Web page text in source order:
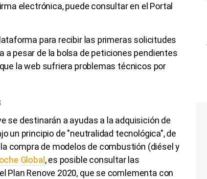
electrónica, puede consultar en el Portal
para recibir las primeras solicitudes
a pesar de la bolsa de peticiones pendientes
la web sufriera problemas técnicos por
se destinarán a ayudas a la adquisición de
un principio de "neutralidad tecnológica", de
compra de modelos de combustión (diésel y
Global, es posible consultar las
Plan Renove 2020, que se comlementa con